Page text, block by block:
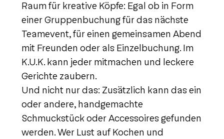
Raum für kreative Köpfe: Egal ob in Form
einer Gruppenbuchung für das nächste
Teamevent, für einen gemeinsamen Abend
mit Freunden oder als Einzelbuchung. Im
K.U.K. kann jeder mitmachen und leckere
Gerichte zaubern.
Und nicht nur das: Zusätzlich kann das ein
oder andere, handgemachte
Schmuckstück oder Accessoires gefunden
werden. Wer Lust auf Kochen und